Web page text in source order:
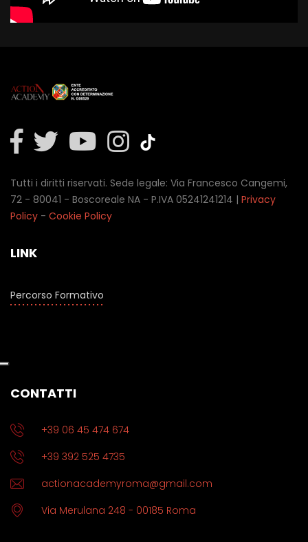
Tutti i diritti riservati. Sede legale: Via Francesco Cangemi,
72 - 80041 - Boscoreale NA - P.IVA 05241241214 | Privacy
Policy - Cookie Policy
LINK
Percorso Formativo
CONTATTI
+39 06 45 474 674
+39 392 525 4735
actionacademyroma@gmail.com
Via Merulana 248 - 00185 Roma